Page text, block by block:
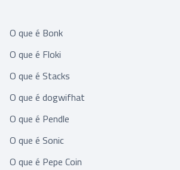
O que é Bonk
O que é Floki
O que é Stacks
O que é dogwifhat
O que é Pendle
O que é Sonic
O que é Pepe Coin